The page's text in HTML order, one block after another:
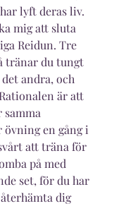
lyft deras liv.
mig att sluta
Reidun. Tre
tränar du tungt
andra, och
är att
samma
en gång i
att träna för
på med
set, för du har
dig